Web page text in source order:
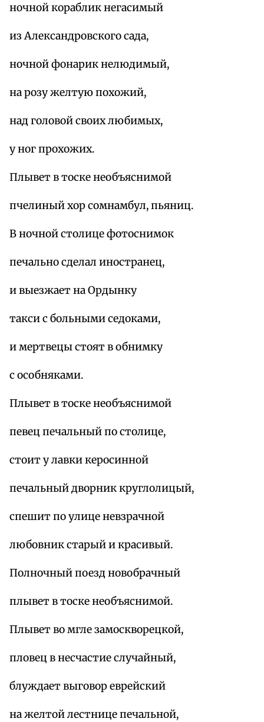
ночной кораблик негасимый
из Александровского сада,
ночной фонарик нелюдимый,
на розу желтую похожий,
над головой своих любимых,
у ног прохожих.
Плывет в тоске необъяснимой
пчелиный хор сомнамбул, пьяниц.
В ночной столице фотоснимок
печально сделал иностранец,
и выезжает на Ордынку
такси с больными седоками,
и мертвецы стоят в обнимку
с особняками.
Плывет в тоске необъяснимой
певец печальный по столице,
стоит у лавки керосинной
печальный дворник круглолицый,
спешит по улице невзрачной
любовник старый и красивый.
Полночный поезд новобрачный
плывет в тоске необъяснимой.
Плывет во мгле замоскворецкой,
пловец в несчастие случайный,
блуждает выговор еврейский
на желтой лестнице печальной,